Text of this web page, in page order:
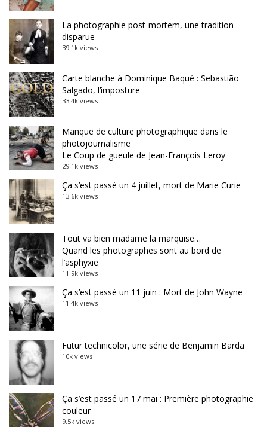
La photographie post-mortem, une tradition
disparue
39.1k views
Carte blanche à Dominique Baqué : Sebastião
Salgado, l’imposture
33.4k views
Manque de culture photographique dans le
photojournalisme
Le Coup de gueule de Jean-François Leroy
29.1k views
Ça s’est passé un 4 juillet, mort de Marie Curie
13.6k views
Tout va bien madame la marquise…
Quand les photographes sont au bord de
l’asphyxie
11.9k views
Ça s’est passé un 11 juin : Mort de John Wayne
11.4k views
Futur technicolor, une série de Benjamin Barda
10k views
Ça s’est passé un 17 mai : Première photographie
couleur
9.5k views